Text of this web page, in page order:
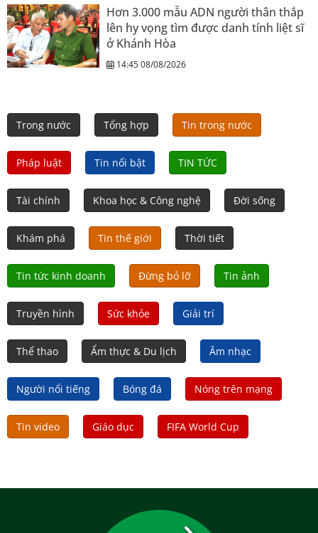
Hơn 3.000 mẫu ADN người thân thắp
lên hy vọng tìm được danh tính liệt sĩ
ở Khánh Hòa
14:45 08/08/2026
Trong nước Tổng hợp Tin trong nước
Pháp luật Tin nổi bật TIN TỨC
Tài chính Khoa học & Công nghệ Đời sống
Khám phá Tin thế giới Thời tiết
Tin tức kinh doanh Đừng bỏ lỡ Tin ảnh
Truyền hình Sức khỏe Giải trí
Thể thao Ẩm thực & Du lịch Âm nhạc
Người nổi tiếng Bóng đá Nóng trên mạng
Tin video Giáo dục FIFA World Cup